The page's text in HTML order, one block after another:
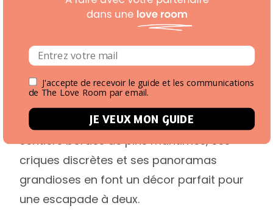
Lieu romantique à visiter : Île de
Berder (Golfe du Morbihan)
Accessible à marée basse par une petite
chaussée, l’Île de Berder est un joyau
caché au cœur du Golfe du Morbihan. Ses
sentiers bordés de pins maritimes, ses
criques discrètes et ses panoramas
grandioses en font un décor parfait pour
une escapade à deux.
JE VEUX MON GUIDE
J'accepte de recevoir le guide et les communications
de The Love Room par email.